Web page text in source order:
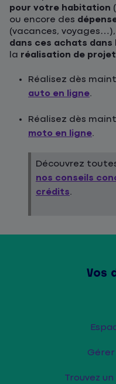
pour votre habitation
ou encore des
(vacances,
dans ces achats dans
la réalisation de
Réalisez dès
auto en ligne.
Réalisez dès
moto en ligne.
Découvrez
nos conseils
crédits.
Vos
Trouvez